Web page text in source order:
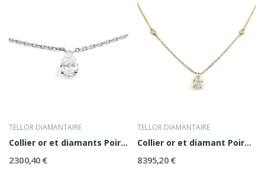
TELLOR DIAMANTAIRE
Collier or et diamants Poire 0,53
2 300,40 €
TELLOR DIAMANTAIRE
Collier or et diamant Poire 1,07
8 395,20 €